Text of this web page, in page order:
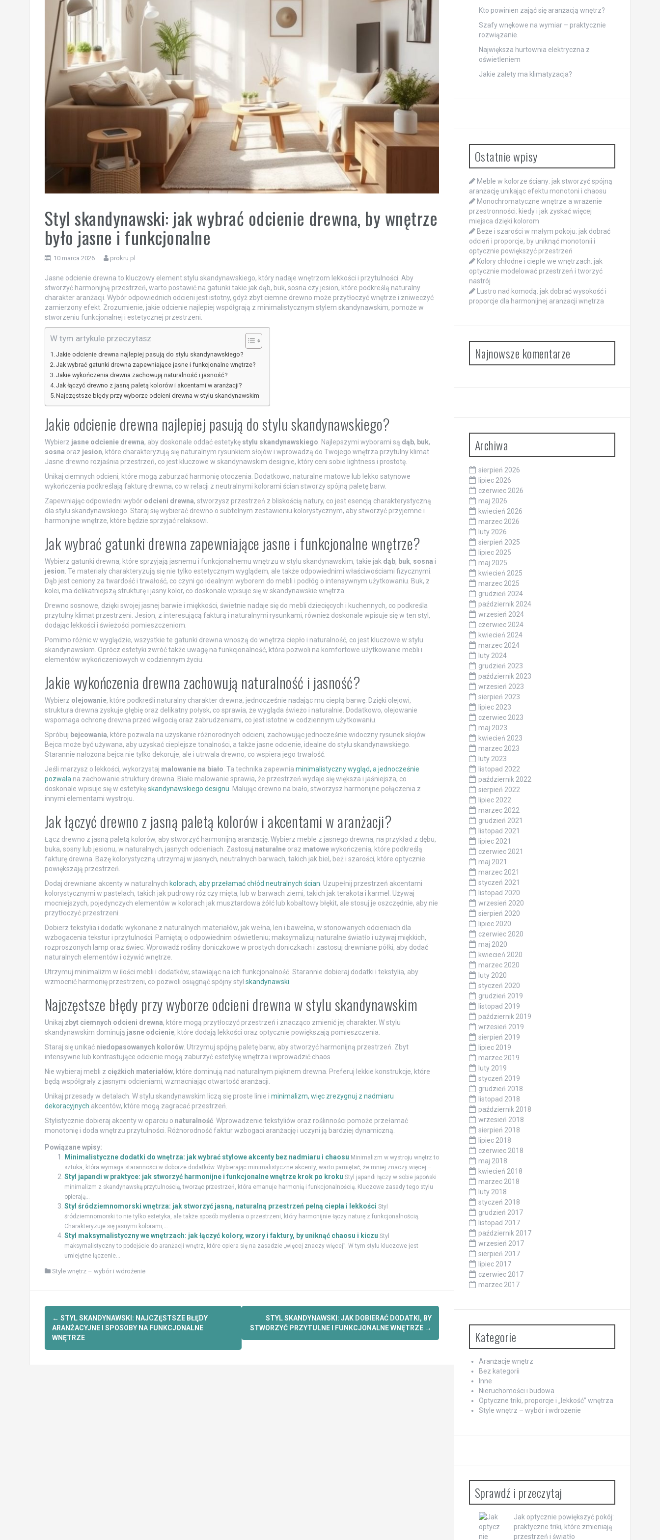
Styl skandynawski: jak wybrać odcienie drewna, by wnętrze
było jasne i funkcjonalne
10 marca 2026 prokru.pl
Jasne odcienie drewna to kluczowy element stylu skandynawskiego, który nadaje wnętrzom lekkości i przytulności. Aby
stworzyć harmonijną przestrzeń, warto postawić na gatunki takie jak dąb, buk, sosna czy jesion, które podkreślą naturalny
charakter aranżacji. Wybór odpowiednich odcieni jest istotny, gdyż zbyt ciemne drewno może przytłoczyć wnętrze i zniweczyć
zamierzony efekt. Zrozumienie, jakie odcienie najlepiej współgrają z minimalistycznym stylem skandynawskim, pomoże w
stworzeniu funkcjonalnej i estetycznej przestrzeni.
W tym artykule przeczytasz
Jakie odcienie drewna najlepiej pasują do stylu skandynawskiego?
Jak wybrać gatunki drewna zapewniające jasne i funkcjonalne wnętrze?
Jakie wykończenia drewna zachowują naturalność i jasność?
Jak łączyć drewno z jasną paletą kolorów i akcentami w aranżacji?
Najczęstsze błędy przy wyborze odcieni drewna w stylu skandynawskim
Jakie odcienie drewna najlepiej pasują do stylu skandynawskiego?
Wybierz jasne odcienie drewna, aby doskonale oddać estetykę stylu skandynawskiego . Najlepszymi wyborami są dąb, buk,
sosna oraz jesion, które charakteryzują się naturalnym rysunkiem słojów i wprowadzą do Twojego wnętrza przytulny klimat.
Jasne drewno rozjaśnia przestrzeń, co jest kluczowe w skandynawskim designie, który ceni sobie lightness i prostotę.
Unikaj ciemnych odcieni, które mogą zaburzać harmonię otoczenia. Dodatkowo, naturalne matowe lub lekko satynowe
wykończenia podkreślają fakturę drewna, co w relacji z neutralnymi kolorami ścian stworzy spójną paletę barw.
Zapewniając odpowiedni wybór odcieni drewna, stworzysz przestrzeń z bliskością natury, co jest esencją charakterystyczną
dla stylu skandynawskiego. Staraj się wybierać drewno o subtelnym zestawieniu kolorystycznym, aby stworzyć przyjemne i
harmonijne wnętrze, które będzie sprzyjać relaksowi.
Jak wybrać gatunki drewna zapewniające jasne i funkcjonalne wnętrze?
Wybierz gatunki drewna, które sprzyjają jasnemu i funkcjonalnemu wnętrzu w stylu skandynawskim, takie jak dąb, buk, sosna i
jesion . Te materiały charakteryzują się nie tylko estetycznym wyglądem, ale także odpowiednimi właściwościami fizycznymi.
Dąb jest ceniony za twardość i trwałość, co czyni go idealnym wyborem do mebli i podłóg o intensywnym użytkowaniu. Buk, z
kolei, ma delikatniejszą strukturę i jasny kolor, co doskonale wpisuje się w skandynawskie wnętrza.
Drewno sosnowe, dzięki swojej jasnej barwie i miękkości, świetnie nadaje się do mebli dziecięcych i kuchennych, co podkreśla
przytulny klimat przestrzeni. Jesion, z interesującą fakturą i naturalnymi rysunkami, również doskonale wpisuje się w ten styl,
dodając lekkości i świeżości pomieszczeniom.
Pomimo różnic w wyglądzie, wszystkie te gatunki drewna wnoszą do wnętrza ciepło i naturalność, co jest kluczowe w stylu
skandynawskim. Oprócz estetyki zwróć także uwagę na funkcjonalność, która pozwoli na komfortowe użytkowanie mebli i
elementów wykończeniowych w codziennym życiu.
Jakie wykończenia drewna zachowują naturalność i jasność?
Wybierz olejowanie, które podkreśli naturalny charakter drewna, jednocześnie nadając mu ciepłą barwę. Dzięki olejowi,
struktura drewna zyskuje głębię oraz delikatny połysk, co sprawia, że wygląda świeżo i naturalnie. Dodatkowo, olejowanie
wspomaga ochronę drewna przed wilgocią oraz zabrudzeniami, co jest istotne w codziennym użytkowaniu.
Spróbuj bejcowania, które pozwala na uzyskanie różnorodnych odcieni, zachowując jednocześnie widoczny rysunek słojów.
Bejca może być używana, aby uzyskać cieplejsze tonalności, a także jasne odcienie, idealne do stylu skandynawskiego.
Starannie nałożona bejca nie tylko dekoruje, ale i utrwala drewno, co wspiera jego trwałość.
Jeśli marzysz o lekkości, wykorzystaj malowanie na biało . Ta technika zapewnia minimalistyczny wygląd, a jednocześnie
pozwala na zachowanie struktury drewna. Białe malowanie sprawia, że przestrzeń wydaje się większa i jaśniejsza, co
doskonale wpisuje się w estetykęskandynawskiego designu . Malując drewno na biało, stworzysz harmonijne połączenia z
innymi elementami wystroju.
Jak łączyć drewno z jasną paletą kolorów i akcentami w aranżacji?
Łącz drewno z jasną paletą kolorów, aby stworzyć harmonijną aranżację. Wybierz meble z jasnego drewna, na przykład z dębu,
buka, sosny lub jesionu, w naturalnych, jasnych odcieniach. Zastosuj naturalneoraz matowewykończenia, które podkreślą
fakturę drewna. Bazę kolorystyczną utrzymaj w jasnych, neutralnych barwach, takich jak biel, beż i szarości, które optycznie
powiększają przestrzeń.
Dodaj drewniane akcenty w naturalnych kolorach, aby przełamać chłód neutralnych ścian . Uzupełnij przestrzeń akcentami
kolorystycznymi w pastelach, takich jak pudrowy róż czy mięta, lub w barwach ziemi, takich jak terakota i karmel. Używaj
mocniejszych, pojedynczych elementów w kolorach jak musztardowa żółć lub kobaltowy błękit, ale stosuj je oszczędnie, aby nie
przytłoczyć przestrzeni.
Dobierz tekstylia i dodatki wykonane z naturalnych materiałów, jak wełna, len i bawełna, w stonowanych odcieniach dla
wzbogacenia tekstur i przytulności. Pamiętaj o odpowiednim oświetleniu; maksymalizuj naturalne światło i używaj miękkich,
rozproszonych lamp oraz świec. Wprowadź rośliny doniczkowe w prostych doniczkach i zastosuj drewniane półki, aby dodać
naturalnych elementów i ożywić wnętrze.
Utrzymuj minimalizm w ilości mebli i dodatków, stawiając na ich funkcjonalność. Starannie dobieraj dodatki i tekstylia, aby
wzmocnić harmonię przestrzeni, co pozwoli osiągnąć spójny styl skandynawski
Najczęstsze błędy przy wyborze odcieni drewna w stylu skandynawskim
Unikaj zbyt ciemnych odcieni drewna, które mogą przytłoczyć przestrzeń i znacząco zmienić jej charakter. W stylu
skandynawskim dominują jasne odcienie, które dodają lekkości oraz optycznie powiększają pomieszczenia.
Staraj się unikać niedopasowanych kolorów. Utrzymuj spójną paletę barw, aby stworzyć harmonijną przestrzeń. Zbyt
intensywne lub kontrastujące odcienie mogą zaburzyć estetykę wnętrza i wprowadzić chaos.
Nie wybieraj mebli z ciężkich materiałów, które dominują nad naturalnym pięknem drewna. Preferuj lekkie konstrukcje, które
będą współgrały z jasnymi odcieniami, wzmacniając otwartość aranżacji.
Unikaj przesady w detalach. W stylu skandynawskim liczą się proste linie i minimalizm, więc zrezygnuj z nadmiaru
dekoracyjnych akcentów, które mogą zagracać przestrzeń.
Stylistycznie dobieraj akcenty w oparciu o naturalność. Wprowadzenie tekstyliów oraz roślinności pomoże przełamać
monotonię i doda wnętrzu przytulności. Różnorodność faktur wzbogaci aranżację i uczyni ją bardziej dynamiczną.
Powiązane wpisy:
Minimalistyczne dodatki do wnętrza: jak wybrać stylowe akcenty bez nadmiaru i chaosu Minimalizm w wystroju wnętrz to
sztuka, która wymaga staranności w doborze dodatków. Wybierając minimalistyczne akcenty, warto pamiętać, że mniej znaczy więcej –...
Styl japandi w praktyce: jak stworzyć harmonijne i funkcjonalne wnętrze krok po kroku Styl japandi łączy w sobie japoński
minimalizm z skandynawską przytulnością, tworząc przestrzeń, która emanuje harmonią i funkcjonalnością. Kluczowe zasady tego stylu
opierają...
Styl śródziemnomorski wnętrza: jak stworzyć jasną, naturalną przestrzeń pełną ciepła i lekkości Styl
śródziemnomorski to nie tylko estetyka, ale także sposób myślenia o przestrzeni, który harmonijnie łączy naturę z funkcjonalnością.
Charakteryzuje się jasnymi kolorami,...
Styl maksymalistyczny we wnętrzach: jak łączyć kolory, wzory i faktury, by uniknąć chaosu i kiczu Styl
maksymalistyczny to podejście do aranżacji wnętrz, które opiera się na zasadzie „więcej znaczy więcej”. W tym stylu kluczowe jest
umiejętne łączenie...
Style wnętrz – wybór i wdrożenie
Zobacz
wpisy
← STYL SKANDYNAWSKI: NAJCZĘSTSZE BŁĘDY
ARANŻACYJNE I SPOSOBY NA FUNKCJONALNE
WNĘTRZE
STYL SKANDYNAWSKI: JAK DOBIERAĆ DODATKI, BY
STWORZYĆ PRZYTULNE I FUNKCJONALNE WNĘTRZE →
Kto powinien zająć się aranżacją wnętrz?
Szafy wnękowe na wymiar – praktycznie
rozwiązanie.
Największa hurtownia elektryczna z
oświetleniem
Jakie zalety ma klimatyzacja?
Ostatnie wpisy
Meble w kolorze ściany: jak stworzyć spójną
aranżację unikając efektu monotoni i chaosu
Monochromatyczne wnętrze a wrażenie
przestronności: kiedy i jak zyskać więcej
miejsca dzięki kolorom
Beże i szarości w małym pokoju: jak dobrać
odcień i proporcje, by uniknąć monotonii i
optycznie powiększyć przestrzeń
Kolory chłodne i ciepłe we wnętrzach: jak
optycznie modelować przestrzeń i tworzyć
nastrój
Lustro nad komodą: jak dobrać wysokość i
proporcje dla harmonijnej aranżacji wnętrza
Najnowsze komentarze
Archiwa
sierpień 2026
lipiec 2026
czerwiec 2026
maj 2026
kwiecień 2026
marzec 2026
luty 2026
sierpień 2025
lipiec 2025
maj 2025
kwiecień 2025
marzec 2025
grudzień 2024
październik 2024
wrzesień 2024
czerwiec 2024
kwiecień 2024
marzec 2024
luty 2024
grudzień 2023
październik 2023
wrzesień 2023
sierpień 2023
lipiec 2023
czerwiec 2023
maj 2023
kwiecień 2023
marzec 2023
luty 2023
listopad 2022
październik 2022
sierpień 2022
lipiec 2022
marzec 2022
grudzień 2021
listopad 2021
lipiec 2021
czerwiec 2021
maj 2021
marzec 2021
styczeń 2021
listopad 2020
wrzesień 2020
sierpień 2020
lipiec 2020
czerwiec 2020
maj 2020
kwiecień 2020
marzec 2020
luty 2020
styczeń 2020
grudzień 2019
listopad 2019
październik 2019
wrzesień 2019
sierpień 2019
lipiec 2019
marzec 2019
luty 2019
styczeń 2019
grudzień 2018
listopad 2018
październik 2018
wrzesień 2018
sierpień 2018
lipiec 2018
czerwiec 2018
maj 2018
kwiecień 2018
marzec 2018
luty 2018
styczeń 2018
grudzień 2017
listopad 2017
październik 2017
wrzesień 2017
sierpień 2017
lipiec 2017
czerwiec 2017
marzec 2017
Kategorie
Aranżacje wnętrz
Bez kategorii
Inne
Nieruchomości i budowa
Optyczne triki, proporcje i „lekkość” wnętrza
Style wnętrz – wybór i wdrożenie
Sprawdź i przeczytaj
Jak optycznie powiększyć pokój:
praktyczne triki, które zmieniają
przestrzeń i światło